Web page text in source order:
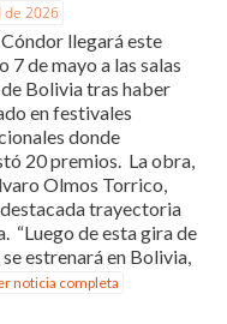
de 2026
llegará este
7 de mayo a las salas
Bolivia tras haber
en festivales
donde
20 premios. La obra,
Olmos Torrico,
destacada trayectoria
“Luego de esta gira de
estrenará en Bolivia,
noticia completa